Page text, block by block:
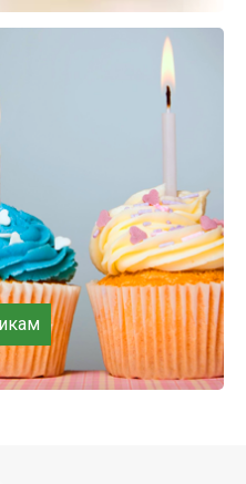
до конца месяца!